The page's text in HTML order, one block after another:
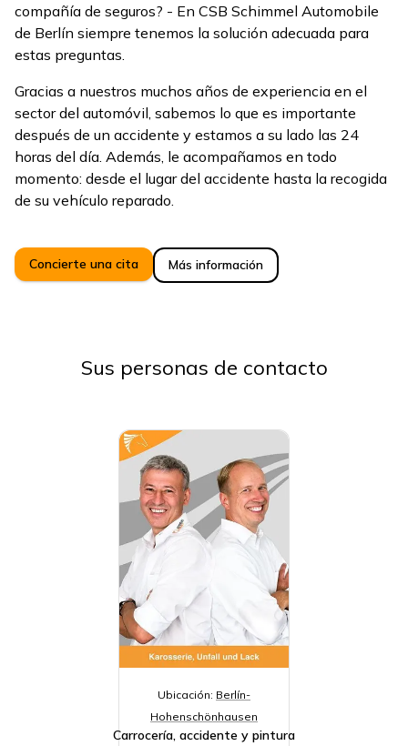
compañía de seguros? - En CSB Schimmel Automobile
de Berlín siempre tenemos la solución adecuada para
estas preguntas.
Gracias a nuestros muchos años de experiencia en el
sector del automóvil, sabemos lo que es importante
después de un accidente y estamos a su lado las 24
horas del día. Además, le acompañamos en todo
momento: desde el lugar del accidente hasta la recogida
de su vehículo reparado.
Concierte una cita Más información
Sus personas de contacto
Ubicación: Berlín-
Hohenschönhausen
Carrocería, accidente y pintura